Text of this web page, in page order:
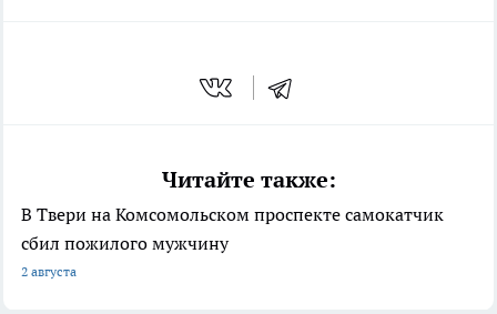
Читайте также:
В Твери на Комсомольском проспекте самокатчик
сбил пожилого мужчину
2 августа